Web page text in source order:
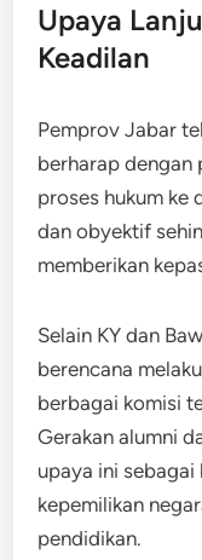
Upaya
Keadilan
Pemprov Jabar
berharap dengan
proses hukum ke
dan obyektif
memberikan
Selain KY dan
berencana
berbagai komisi
Gerakan alumni
upaya ini
kepemilikan
pendidikan.